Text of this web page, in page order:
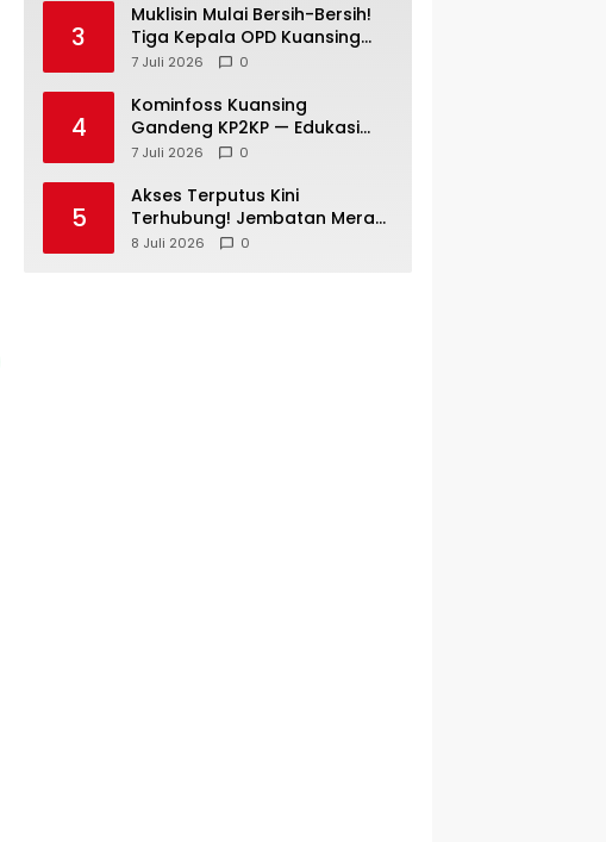
3
Muklisin Mulai Bersih-Bersih!
Tiga Kepala OPD Kuansing
Diganti di Awal
7 Juli 2026 0
4
Kominfoss Kuansing
Gandeng KP2KP — Edukasi
Pajak Siap Menjangkau
7 Juli 2026 0
5
Akses Terputus Kini
Terhubung! Jembatan Merah
Putih Presisi di Jaya Kopah
8 Juli 2026 0